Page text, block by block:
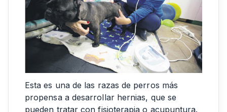
Esta es una de las razas de perros más
propensa a desarrollar hernias, que se
pueden tratar con fisioterapia o acupuntura.